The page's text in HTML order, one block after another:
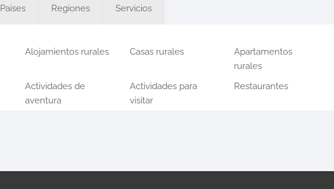
Paises Regiones Servicios
Alojamientos rurales Casas rurales
Apartamentos
rurales
Actividades de
aventura
Actividades para
visitar
Restaurantes